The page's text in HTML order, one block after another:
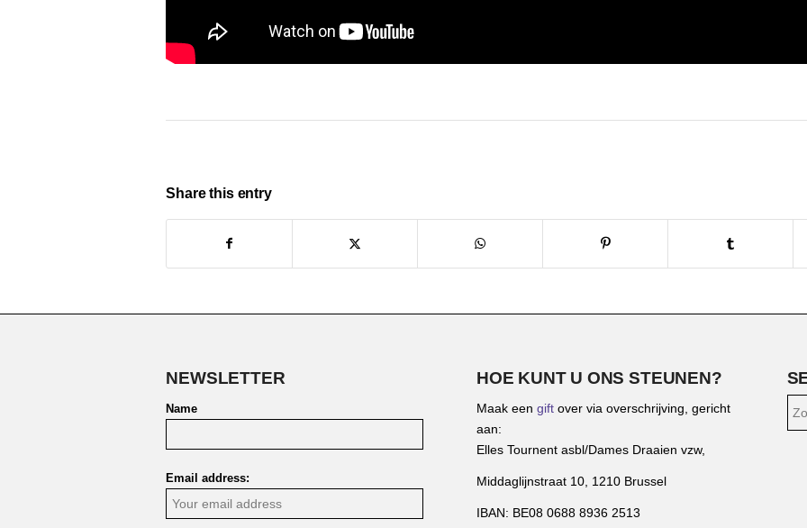
Share this entry
NEWSLETTER
Name
Email address:
HOE KUNT U ONS STEUNEN?
Maak een giftover via overschrijving, gericht
aan:
Elles Tournent asbl/Dames Draaien vzw,
Middaglijnstraat 10, 1210 Brussel
IBAN: BE08 0688 8936 2513